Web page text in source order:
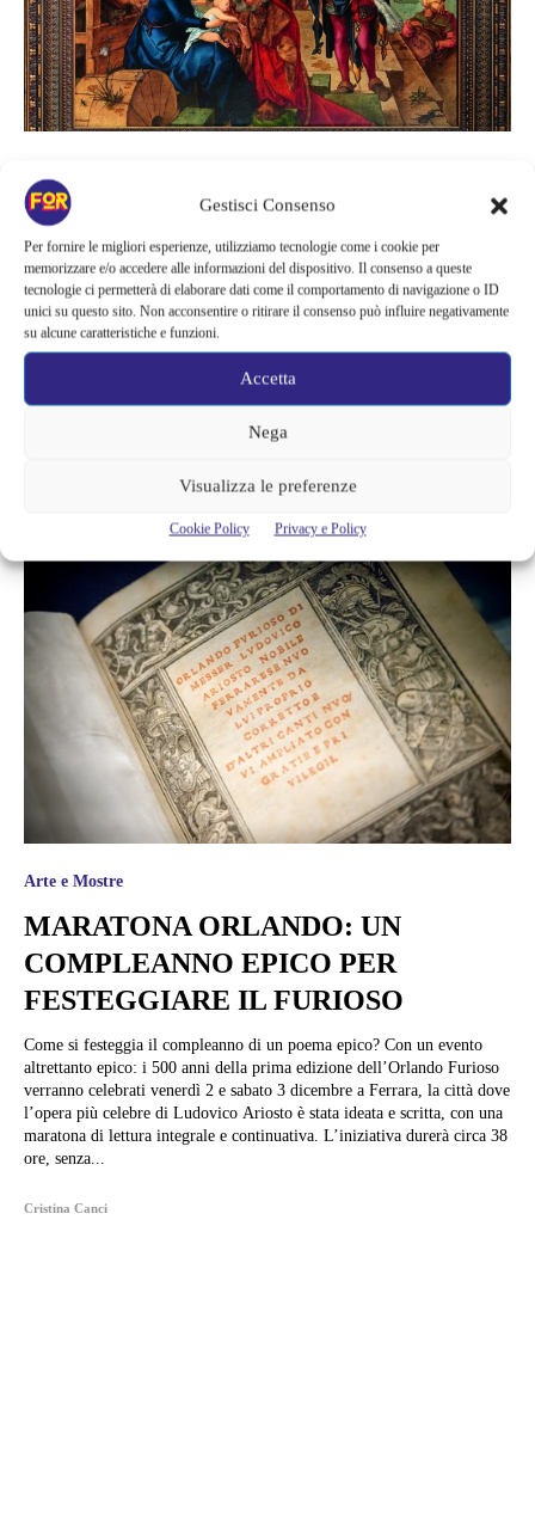
Gestisci Consenso
Per fornire le migliori esperienze, utilizziamo tecnologie come i cookie per
memorizzare e/o accedere alle informazioni del dispositivo. Il consenso a queste
tecnologie ci permetterà di elaborare dati come il comportamento di navigazione o ID
unici su questo sito. Non acconsentire o ritirare il consenso può influire negativamente
su alcune caratteristiche e funzioni.
Accetta
Nega
Visualizza le preferenze
Cookie Policy Privacy e Policy
DÜRER E IL RINASCIMENTO TRA
GERMANIA E ITALIA. IN MOSTRA
A MILANO
Il 2018 apre con un’altra mostra di altissimo spessore, a Palazzo Reale
arriva “Dürer e il Rinascimento tra Germania e Italia”. Dal 21 febbraio,
l’importante sede espositiva milanese aprirà le sue porte a uno egli
artisti più innovativi del rinascimento: Albrecht Dürer. Saranno presenti
oltre 100 opere tra le più significative tra pittura, stampe grafiche e
Arte e Mostre
MARATONA ORLANDO: UN
COMPLEANNO EPICO PER
FESTEGGIARE IL FURIOSO
Come si festeggia il compleanno di un poema epico? Con un evento
altrettanto epico: i 500 anni della prima edizione dell’Orlando Furioso
verranno celebrati venerdì 2 e sabato 3 dicembre a Ferrara, la città dove
l’opera più celebre di Ludovico Ariosto è stata ideata e scritta, con una
maratona di lettura integrale e continuativa. L’iniziativa durerà circa 38
ore, senza...
Cristina Canci